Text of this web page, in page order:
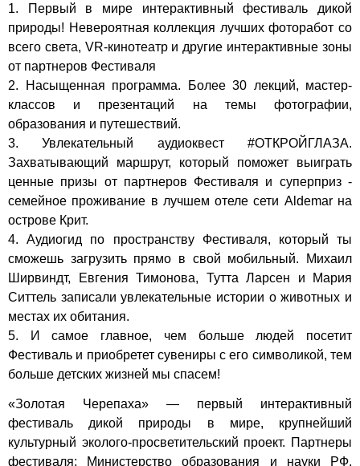
1. Первый в мире интерактивный фестиваль дикой
природы! Невероятная коллекция лучших фоторабот со
всего света, VR-кинотеатр и другие интерактивные зоны
от партнеров Фестиваля
2. Насыщенная программа. Более 30 лекций, мастер-
классов и презентаций на темы фотографии,
образования и путешествий.
3. Увлекательный аудиоквест #ОТКРОЙГЛАЗА.
Захватывающий маршрут, который поможет выиграть
ценные призы от партнеров Фестиваля и суперприз -
семейное проживание в лучшем отеле сети Aldemar на
острове Крит.
4. Аудиогид по пространству Фестиваля, который ты
сможешь загрузить прямо в свой мобильный. Михаил
Ширвиндт, Евгения Тимонова, Тутта Ларсен и Мария
Ситтель записали увлекательные истории о животных и
местах их обитания.
5. И самое главное, чем больше людей посетит
Фестиваль и приобретет сувениры с его символикой, тем
больше детских жизней мы спасем!
«Золотая Черепаха» — первый интерактивный
фестиваль дикой природы в мире, крупнейший
культурный эколого-просветительский проект. Партнеры
фестиваля: Министерство образования и науки РФ,